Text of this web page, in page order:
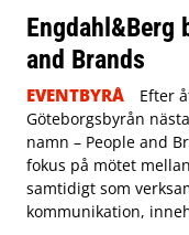
Engdahl&Berg
and Brands
EVENTBYRÅ
Efter
Göteborgsbyrån
namn – People and
fokus på mötet
samtidigt som
kommunikation,